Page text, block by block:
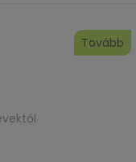
Tovább